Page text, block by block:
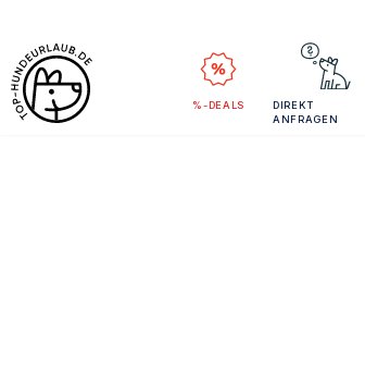
%-DEALS
DIREKT
ANFRAGEN